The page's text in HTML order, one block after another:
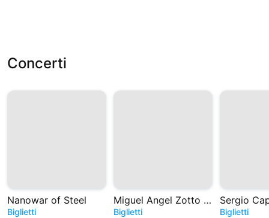
Concerti
Nanowar of Steel
Biglietti
Miguel Angel Zotto - Tango. Historias de Astor
Biglietti Biglietti